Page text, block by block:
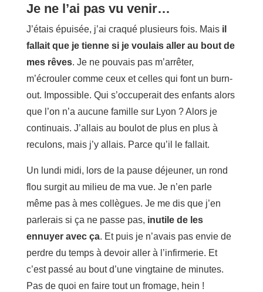
Je ne l’ai pas vu venir…
J’étais épuisée, j’ai craqué plusieurs fois. Mais il
fallait que je tienne si je voulais aller au bout de
mes rêves. Je ne pouvais pas m’arrêter,
m’écrouler comme ceux et celles qui font un burn-
out. Impossible. Qui s’occuperait des enfants alors
que l’on n’a aucune famille sur Lyon ? Alors je
continuais. J’allais au boulot de plus en plus à
reculons, mais j’y allais. Parce qu’il le fallait.
Un lundi midi, lors de la pause déjeuner, un rond
flou surgit au milieu de ma vue. Je n’en parle
même pas à mes collègues. Je me dis que j’en
parlerais si ça ne passe pas, inutile de les
ennuyer avec ça. Et puis je n’avais pas envie de
perdre du temps à devoir aller à l’infirmerie. Et
c’est passé au bout d’une vingtaine de minutes.
Pas de quoi en faire tout un fromage, hein !